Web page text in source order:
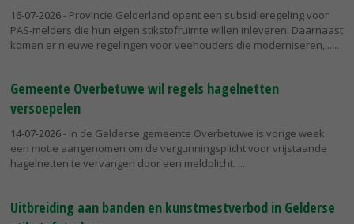
16-07-2026- Provincie Gelderland opent een subsidieregeling voor
PAS-melders die hun eigen stikstofruimte willen inleveren. Daarnaast
komen er nieuwe regelingen voor veehouders die moderniseren,...
Gemeente Overbetuwe wil regels hagelnetten
versoepelen
14-07-2026- In de Gelderse gemeente Overbetuwe is vorige week
een motie aangenomen om de vergunningsplicht voor vrijstaande
hagelnetten te vervangen door een meldplicht.
Uitbreiding aan banden en kunstmestverbod in Gelderse